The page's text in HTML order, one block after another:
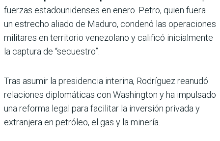
fuerzas estadounidenses en enero. Petro, quien fuera
un estrecho aliado de Maduro, condenó las operaciones
militares en territorio venezolano y calificó inicialmente
la captura de “secuestro”.
Tras asumir la presidencia interina, Rodríguez reanudó
relaciones diplomáticas con Washington y ha impulsado
una reforma legal para facilitar la inversión privada y
extranjera en petróleo, el gas y la minería.